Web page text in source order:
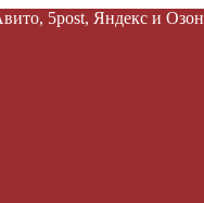
5post, Яндекс и Озон